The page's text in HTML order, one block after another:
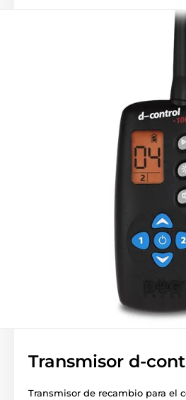
Transmisor d-
Transmisor de recambio para el